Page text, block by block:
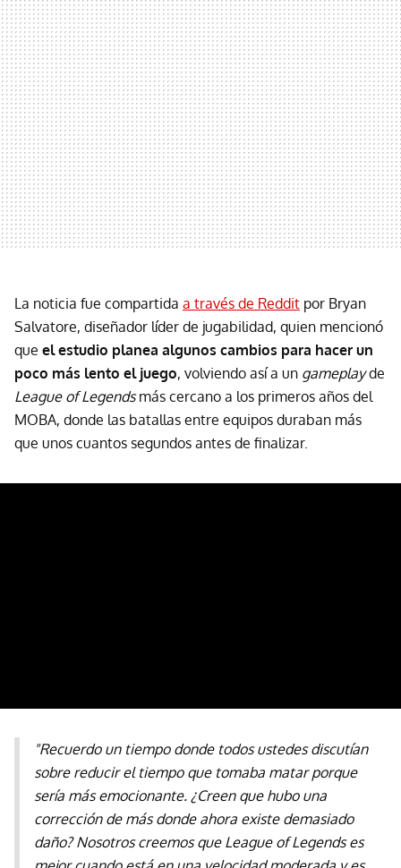
La noticia fue compartida a través de Reddit por Bryan
Salvatore, diseñador líder de jugabilidad, quien mencionó
que el estudio planea algunos cambios para hacer un
poco más lento el juego, volviendo así a un gameplayde
League of Legendsmás cercano a los primeros años del
MOBA, donde las batallas entre equipos duraban más
que unos cuantos segundos antes de finalizar.
"Recuerdo un tiempo donde todos ustedes discutían
sobre reducir el tiempo que tomaba matar porque
sería más emocionante. ¿Creen que hubo una
corrección de más donde ahora existe demasiado
daño? Nosotros creemos que League of Legends es